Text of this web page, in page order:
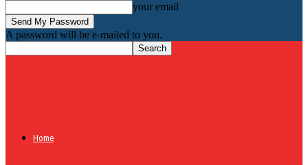
your email
A password will be e-mailed to you.
Home